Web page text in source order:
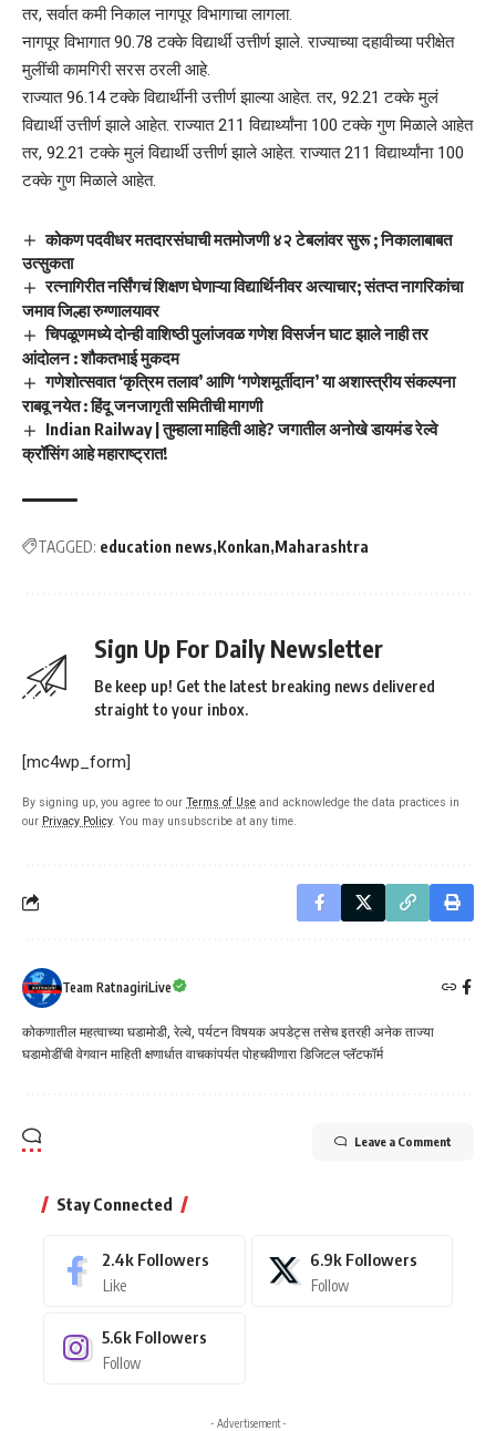
तर, सर्वात कमी निकाल नागपूर विभागाचा लागला.
नागपूर विभागात 90.78 टक्के विद्यार्थी उत्तीर्ण झाले. राज्याच्या दहावीच्या परीक्षेत
मुलींची कामगिरी सरस ठरली आहे.
राज्यात 96.14 टक्के विद्यार्थीनी उत्तीर्ण झाल्या आहेत. तर, 92.21 टक्के मुलं
विद्यार्थी उत्तीर्ण झाले आहेत. राज्यात 211 विद्यार्थ्यांना 100 टक्के गुण मिळाले आहेत
तर, 92.21 टक्के मुलं विद्यार्थी उत्तीर्ण झाले आहेत. राज्यात 211 विद्यार्थ्यांना 100
टक्के गुण मिळाले आहेत.
कोकण पदवीधर मतदारसंघाची मतमोजणी ४२ टेबलांवर सुरू ; निकालाबाबत
उत्सुकता
रत्नागिरीत नर्सिंगचं शिक्षण घेणाऱ्या विद्यार्थिनीवर अत्याचार; संतप्त नागरिकांचा
जमाव जिल्हा रुग्णालयावर
चिपळूणमध्ये दोन्ही वाशिष्ठी पुलांजवळ गणेश विसर्जन घाट झाले नाही तर
आंदोलन : शौकतभाई मुकदम
गणेशोत्सवात ‘कृत्रिम तलाव’ आणि ‘गणेशमूर्तीदान’ या अशास्त्रीय संकल्पना
राबवू नयेत : हिंदू जनजागृती समितीची मागणी
Indian Railway | तुम्हाला माहिती आहे? जगातील अनोखे डायमंड रेल्वे
क्रॉसिंग आहे महाराष्ट्रात!
TAGGED: education news Konkan Maharashtra
Sign Up For Daily Newsletter
Be keep up! Get the latest breaking news delivered
straight to your inbox.
[mc4wp_form]
By signing up, you agree to our Terms of Use and acknowledge the data practices in
our Privacy Policy. You may unsubscribe at any time.
Team RatnagiriLive
कोकणातील महत्वाच्या घडामोडी, रेल्वे, पर्यटन विषयक अपडेट्स तसेच इतरही अनेक ताज्या
घडामोडींची वेगवान माहिती क्षणार्धात वाचकांपर्यत पोहचवीणारा डिजिटल प्लॅटफॉर्म
Leave a Comment
Stay Connected
2.4k Followers
Like
6.9k Followers
Follow
5.6k Followers
Follow
- Advertisement -